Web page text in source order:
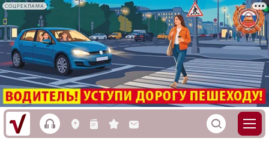
СОЦРЕКЛАМА
h L n s M S